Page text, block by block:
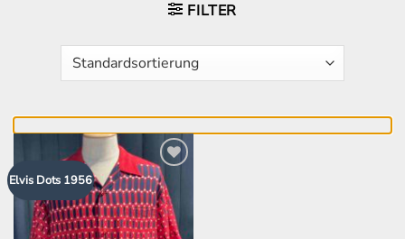
FILTER
Elvis Dots 1956
Zur
Wunschliste
hinzufügen